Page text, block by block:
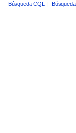
Búsqueda CQL